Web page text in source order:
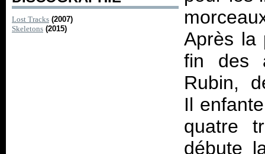
Lost Tracks (2007)
Skeletons (2015)
Après la
fin des
Rubin,
Il
quatre
débute